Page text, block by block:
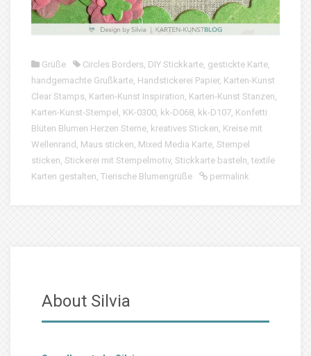
Grüße Circles Borders, DIY Stickkarte, gestickte Karte,
handgemachte Grußkarte, Handstickerei Papier, Karten-Kunst
Clear Stamps, Karten-Kunst Inspiration, Karten-Kunst Stanzen,
Karten-Kunst-Stempel , KK-0300, kk-D068, kk-D107, Konfetti
Blüten Blumen Herzen Sterne, kreatives Sticken, Kreise mit
Wellenrand , Maus sticken, Mixed Media Karte, Stempel
sticken, Stickerei mit Stempelmotiv, Stickkarte basteln, textile
Karten gestalten, Tierische Blumengrüße permalink
About Silvia